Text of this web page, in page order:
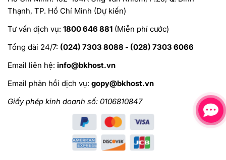
Thạnh, TP. Hồ Chí Minh (Dự kiến)
Tư vấn dịch vụ: 1800 646 881 (Miễn phí cước)
Tổng đài 24/7: (024) 7303 8088 - (028) 7303 6066
Email liên hệ: info@bkhost.vn
Email phản hồi dịch vụ: gopy@bkhost.vn
Giấy phép kinh doanh số: 0106810847